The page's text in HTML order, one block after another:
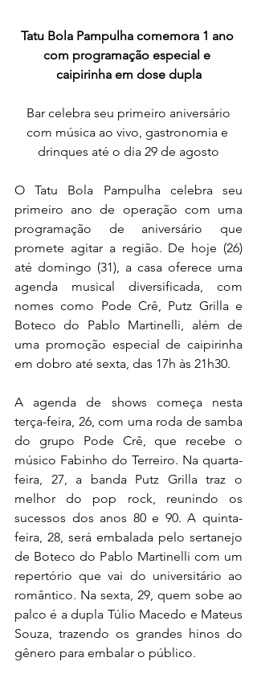
Tatu Bola Pampulha comemora 1 ano
com programação especial e
caipirinha em dose dupla
com música ao vivo, gastronomia e
drinques até o dia 29 de agosto
O Tatu Bola Pampulha celebra seu
primeiro ano de operação com uma
programação de aniversário que
promete agitar a região. De hoje (26)
até domingo (31), a casa oferece uma
agenda musical diversificada, com
nomes como Pode Crê, Putz Grilla e
Boteco do Pablo Martinelli, além de
uma promoção especial de caipirinha
em dobro até sexta, das 17h às 21h30.
A agenda de shows começa nesta
terça-feira, 26, com uma roda de samba
do grupo Pode Crê, que recebe o
músico Fabinho do Terreiro. Na quarta-
feira, 27, a banda Putz Grilla traz o
melhor do pop rock, reunindo os
sucessos dos anos 80 e 90. A quinta-
feira, 28, será embalada pelo sertanejo
de Boteco do Pablo Martinelli com um
repertório que vai do universitário ao
romântico. Na sexta, 29, quem sobe ao
palco é a dupla Túlio Macedo e Mateus
Souza, trazendo os grandes hinos do
gênero para embalar o público.